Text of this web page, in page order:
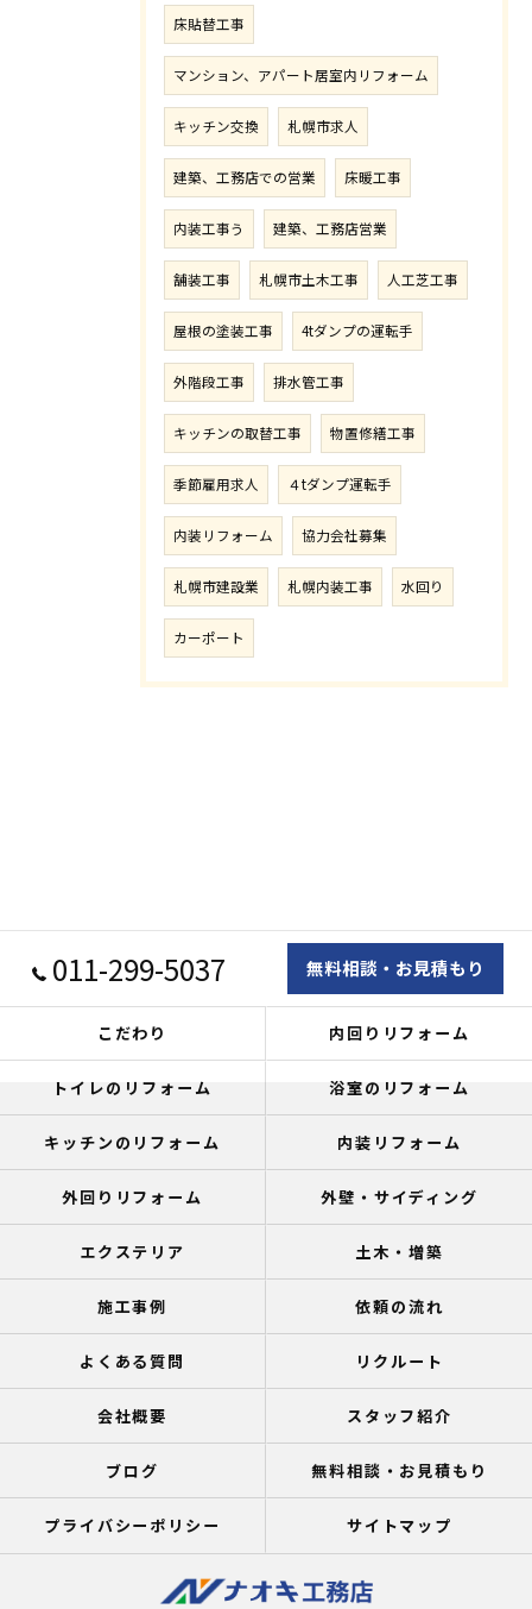
床貼替工事
マンション、アパート居室内リフォーム
キッチン交換 札幌市求人
建築、工務店での営業 床暖工事
内装工事う 建築、工務店営業
舗装工事 札幌市土木工事 人工芝工事
屋根の塗装工事 4tダンプの運転手
外階段工事 排水管工事
キッチンの取替工事 物置修繕工事
季節雇用求人 ４tダンプ運転手
内装リフォーム 協力会社募集
札幌市建設業 札幌内装工事 水回り
カーポート
011-299-5037 無料相談・お見積もり
こだわり 内回りリフォーム
トイレのリフォーム 浴室のリフォーム
キッチンのリフォーム 内装リフォーム
外回りリフォーム 外壁・サイディング
エクステリア 土木・増築
施工事例 依頼の流れ
よくある質問 リクルート
会社概要 スタッフ紹介
ブログ 無料相談・お見積もり
プライバシーポリシー サイトマップ